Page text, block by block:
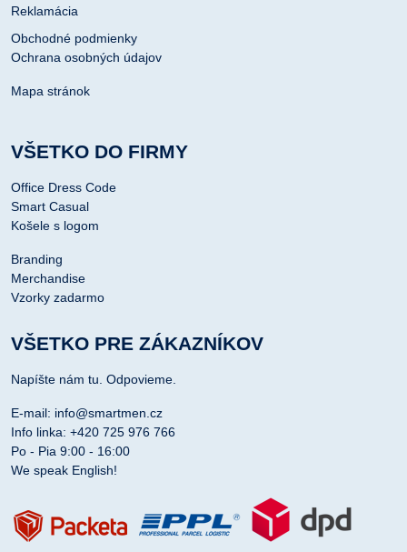
Reklamácia
Obchodné podmienky
Ochrana osobných údajov
Mapa stránok
VŠETKO DO FIRMY
Office Dress Code
Smart Casual
Košele s logom
Branding
Merchandise
Vzorky zadarmo
VŠETKO PRE ZÁKAZNÍKOV
Napíšte nám tu. Odpovieme.
E-mail: info@smartmen.cz
Info linka: +420 725 976 766
Po - Pia 9:00 - 16:00
We speak English!